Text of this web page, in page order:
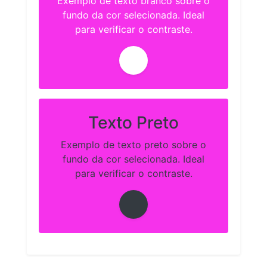
fundo da cor selecionada. Ideal
para verificar o contraste.
Texto Preto
Exemplo de texto preto sobre o
fundo da cor selecionada. Ideal
para verificar o contraste.